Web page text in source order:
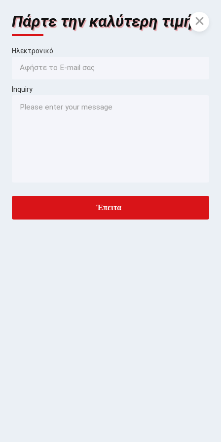
Πάρτε την καλύτερη τιμή
Ηλεκτρονικό
Inquiry
Έπειτα